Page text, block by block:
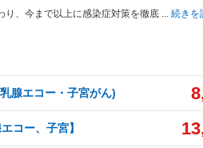
り、今まで以上に感染症対策を徹底 ... 続き
腺エコー・子宮がん)
コー、子宮】